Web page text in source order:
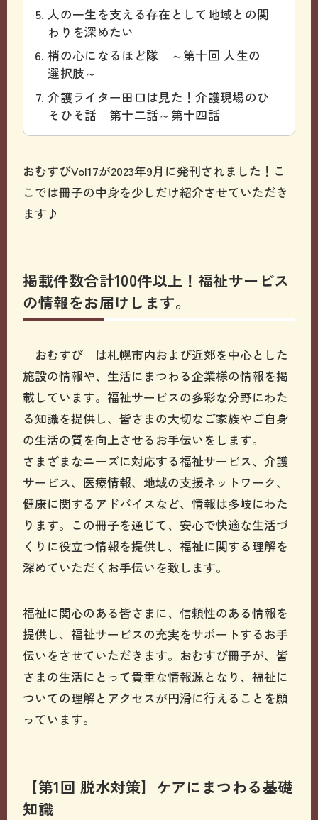
人の一生を支える存在として地域との関
わりを深めたい
梢の心になるほど隊 ～第十回 人生の
選択肢～
介護ライター田口は見た！介護現場のひ
そひそ話 第十二話～第十四話
おむすびVol17が2023年9月に発刊されました！こ
こでは冊子の中身を少しだけ紹介させていただき
ます♪
掲載件数合計100件以上！福祉サービス
の情報をお届けします。
「おむすび」は札幌市内および近郊を中心とした
施設の情報や、生活にまつわる企業様の情報を掲
載しています。福祉サービスの多彩な分野にわた
る知識を提供し、皆さまの大切なご家族やご自身
の生活の質を向上させるお手伝いをします。
さまざまなニーズに対応する福祉サービス、介護
サービス、医療情報、地域の支援ネットワーク、
健康に関するアドバイスなど、情報は多岐にわた
ります。この冊子を通じて、安心で快適な生活づ
くりに役立つ情報を提供し、福祉に関する理解を
深めていただくお手伝いを致します。
福祉に関心のある皆さまに、信頼性のある情報を
提供し、福祉サービスの充実をサポートするお手
伝いをさせていただきます。おむすび冊子が、皆
さまの生活にとって貴重な情報源となり、福祉に
ついての理解とアクセスが円滑に行えることを願
っています。
【第1回 脱水対策】ケアにまつわる基礎
知識